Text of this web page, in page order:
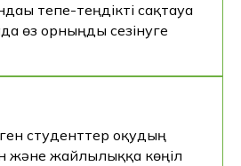
тепе-теңдікті сақтауға
өз орныңды сезінуге
студенттер оқудың
және жайлылыққа көңіл